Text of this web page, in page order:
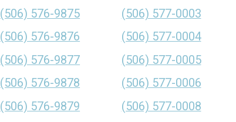
(506) 576-9875
(506) 576-9876
(506) 576-9877
(506) 576-9878
(506) 576-9879
(506) 577-0003
(506) 577-0004
(506) 577-0005
(506) 577-0006
(506) 577-0008